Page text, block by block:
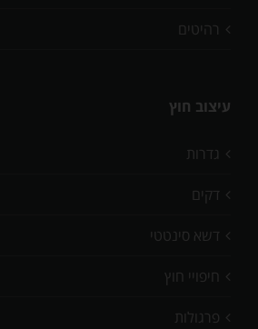
רהיטים
עיצוב חוץ
גדרות
דקים
דשא סינטטי
חיפויי חוץ
פרגולות